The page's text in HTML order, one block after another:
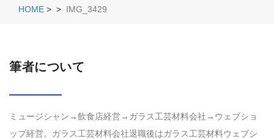
HOME > > IMG_3429
筆者について
ミュージシャン→飲食店経営→ガラス工芸材料会社→ウェブショ
ップ経営。ガラス工芸材料会社退職後はガラス工芸材料ウェブシ